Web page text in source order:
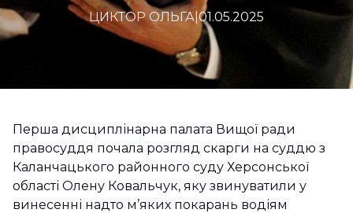
ЦИКТОР ОЛЬГА |01.05.2025
Перша дисциплінарна палата Вищої ради
правосуддя почала розгляд скарги на суддю з
Каланчацького районного суду Херсонської
області Олену Ковальчук, яку звинуватили у
винесенні надто м’яких покарань водіям